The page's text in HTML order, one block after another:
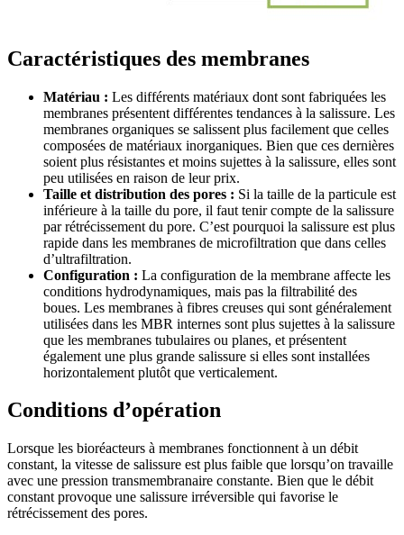
Caractéristiques des membranes
Matériau : Les différents matériaux dont sont fabriquées les
membranes présentent différentes tendances à la salissure. Les
membranes organiques se salissent plus facilement que celles
composées de matériaux inorganiques. Bien que ces dernières
soient plus résistantes et moins sujettes à la salissure, elles sont
peu utilisées en raison de leur prix.
Taille et distribution des pores : Si la taille de la particule est
inférieure à la taille du pore, il faut tenir compte de la salissure
par rétrécissement du pore. C’est pourquoi la salissure est plus
rapide dans les membranes de microfiltration que dans celles
d’ultrafiltration.
Configuration : La configuration de la membrane affecte les
conditions hydrodynamiques, mais pas la filtrabilité des
boues. Les membranes à fibres creuses qui sont généralement
utilisées dans les MBR internes sont plus sujettes à la salissure
que les membranes tubulaires ou planes, et présentent
également une plus grande salissure si elles sont installées
horizontalement plutôt que verticalement.
Conditions d’opération
Lorsque les bioréacteurs à membranes fonctionnent à un débit
constant, la vitesse de salissure est plus faible que lorsqu’on travaille
avec une pression transmembranaire constante. Bien que le débit
constant provoque une salissure irréversible qui favorise le
rétrécissement des pores.